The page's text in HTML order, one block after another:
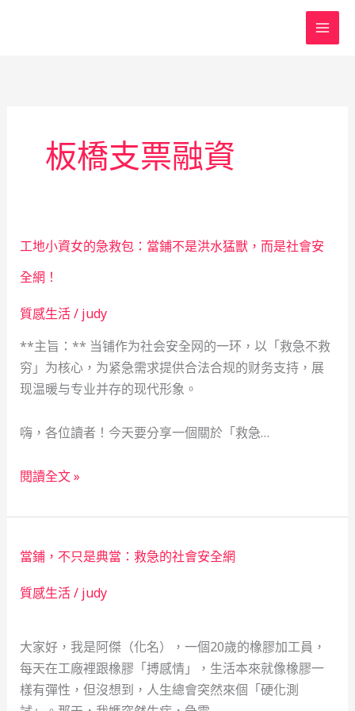
板橋支票融資
工地小資女的急救包：當鋪不是洪水猛獸，而是社會安
全網！
質感生活/ judy
**主旨：** 当铺作为社会安全网的一环，以「救急不救
穷」为核心，为紧急需求提供合法合规的财务支持，展
现温暖与专业并存的现代形象。
嗨，各位讀者！今天要分享一個關於「救急…
工
小
女
的
急
包：
當
鋪
閱讀全文 »
當鋪，不只是典當：救急的社會安全網
質感生活/ judy
大家好，我是阿傑（化名），一個20歲的橡膠加工員，
每天在工廠裡跟橡膠「搏感情」，生活本來就像橡膠一
樣有彈性，但沒想到，人生總會突然來個「硬化測